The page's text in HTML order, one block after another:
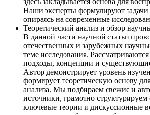
здесь закладывается основа для
Наши эксперты формулируют задачи
опираясь на современные
Теоретический анализ и обзор
В данной части научной статьи
отечественных и зарубежных
теме исследования.
подходы, концепции и
Автор демонстрирует уровень
формирует теоретическую основу
анализа. Мы подбираем свежие и
источники, грамотно структурируем
ключевые теории и дискуссионные